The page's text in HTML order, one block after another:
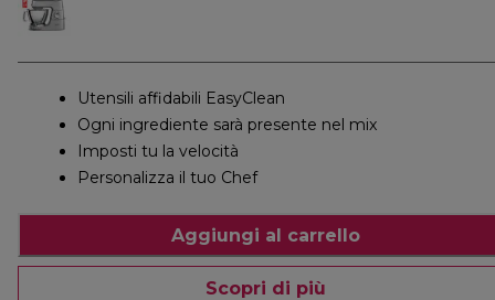
Utensili affidabili EasyClean
Ogni ingrediente sarà presente nel mix
Imposti tu la velocità
Personalizza il tuo Chef
Aggiungi al carrello
Scopri di più